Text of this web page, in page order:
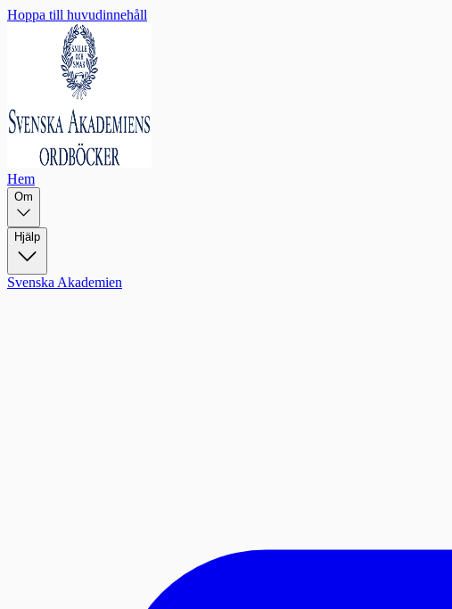
Hoppa till huvudinnehåll
Hem
Om
Hjälp
Svenska Akademien